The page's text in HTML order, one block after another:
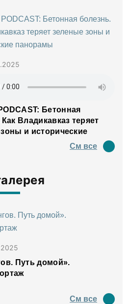
Бетонная
Владикавказ теряет
и исторические
См все
Путь домой».
См все